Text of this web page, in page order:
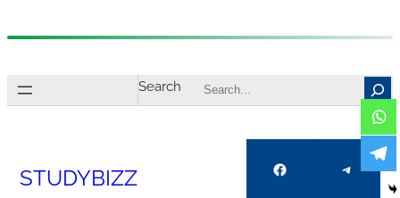
to
Search
STUDYBIZZ Facebook